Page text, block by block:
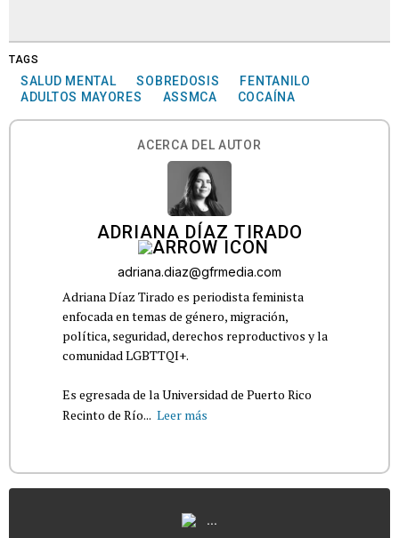
TAGS
SALUD MENTAL SOBREDOSIS
FENTANILO
ADULTOS MAYORES
ASSMCA COCAÍNA
ACERCA DEL AUTOR
ADRIANA DÍAZ TIRADO
adriana.diaz@gfrmedia.com
Adriana Díaz Tirado es periodista feminista
enfocada en temas de género, migración,
política, seguridad, derechos reproductivos y la
comunidad LGBTTQI+.
Es egresada de la Universidad de Puerto Rico
Recinto de Río... Leer más
...